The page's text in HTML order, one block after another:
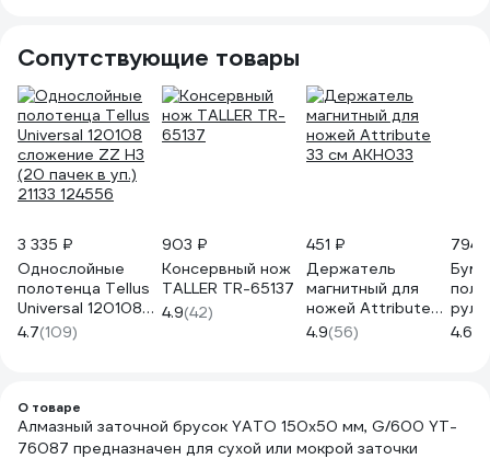
Сопутствующие товары
3 335 ₽
Однослойные
полотенца Tellus
Universal 120108
сложение ZZ Н3
(20 пачек в уп.)
4.7(109)
903 ₽
Консервный нож
TALLER TR-65137
4.9(42)
451 ₽
Держатель
магнитный для
ножей Attribute
33 см AKH033
4.9(56)
794
4.6
О товаре
Алмазный заточной брусок YATO 150x50 мм, G/600 YT-
76087 предназначен для сухой или мокрой заточки